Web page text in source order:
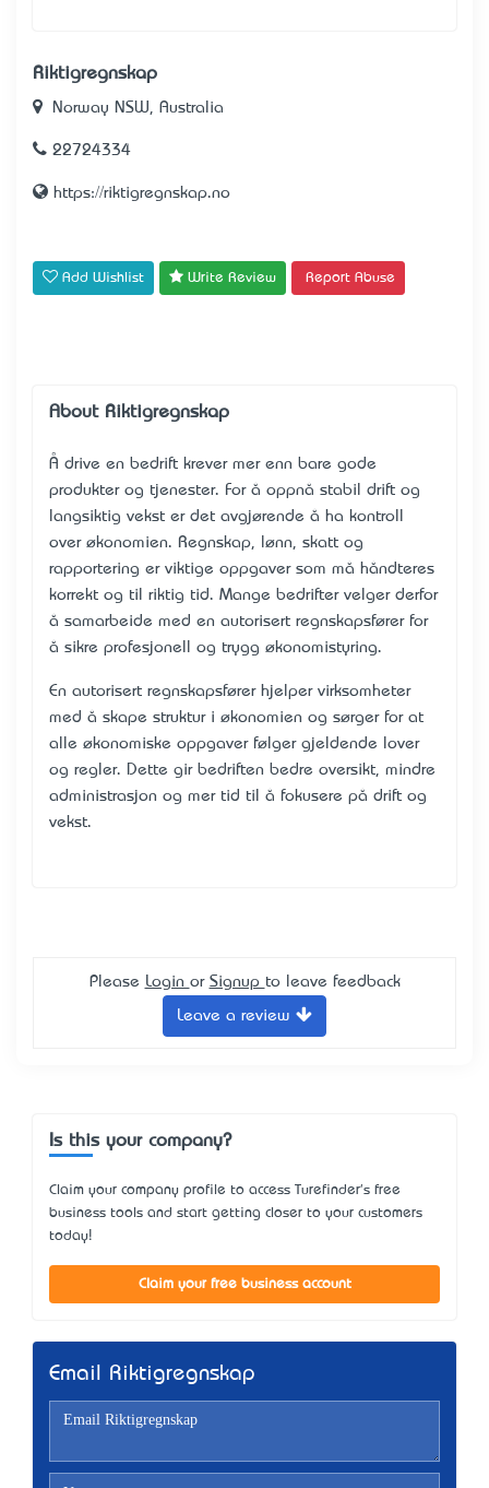
Riktigregnskap
Norway NSW, Australia
22724334
https://riktigregnskap.no
Add Wishlist Write Review Report Abuse
About Riktigregnskap
Å drive en bedrift krever mer enn bare gode
produkter og tjenester. For å oppnå stabil drift og
langsiktig vekst er det avgjørende å ha kontroll
over økonomien. Regnskap, lønn, skatt og
rapportering er viktige oppgaver som må håndteres
korrekt og til riktig tid. Mange bedrifter velger derfor
å samarbeide med en autorisert regnskapsfører for
å sikre profesjonell og trygg økonomistyring.
En autorisert regnskapsførerhjelper virksomheter
med å skape struktur i økonomien og sørger for at
alle økonomiske oppgaver følger gjeldende lover
og regler. Dette gir bedriften bedre oversikt, mindre
administrasjon og mer tid til å fokusere på drift og
vekst.
Please Login or Signup to leave feedback
Leave a review
Is this your company?
Claim your company profile to access Turefinder's free
business tools and start getting closer to your customers
today!
Claim your free business account
Email Riktigregnskap